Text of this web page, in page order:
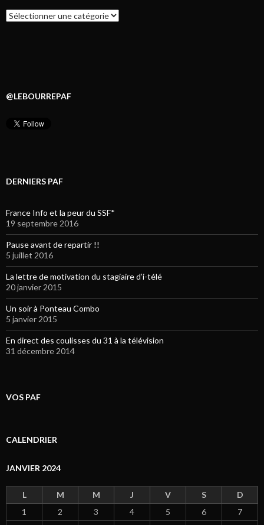
Catégories
@LEBOURREPAF
DERNIERS PAF
France Info et la peur du SSF*
19 septembre 2016
Pause avant de repartir !!
5 juillet 2016
La lettre de motivation du stagiaire d’i-télé
20 janvier 2015
Un soir à Ponteau Combo
5 janvier 2015
En direct des coulisses du 31 à la télévision
31 décembre 2014
VOS PAF
CALENDRIER
JANVIER 2024
L M M J V S
D
1
2 3 4 5 6
7